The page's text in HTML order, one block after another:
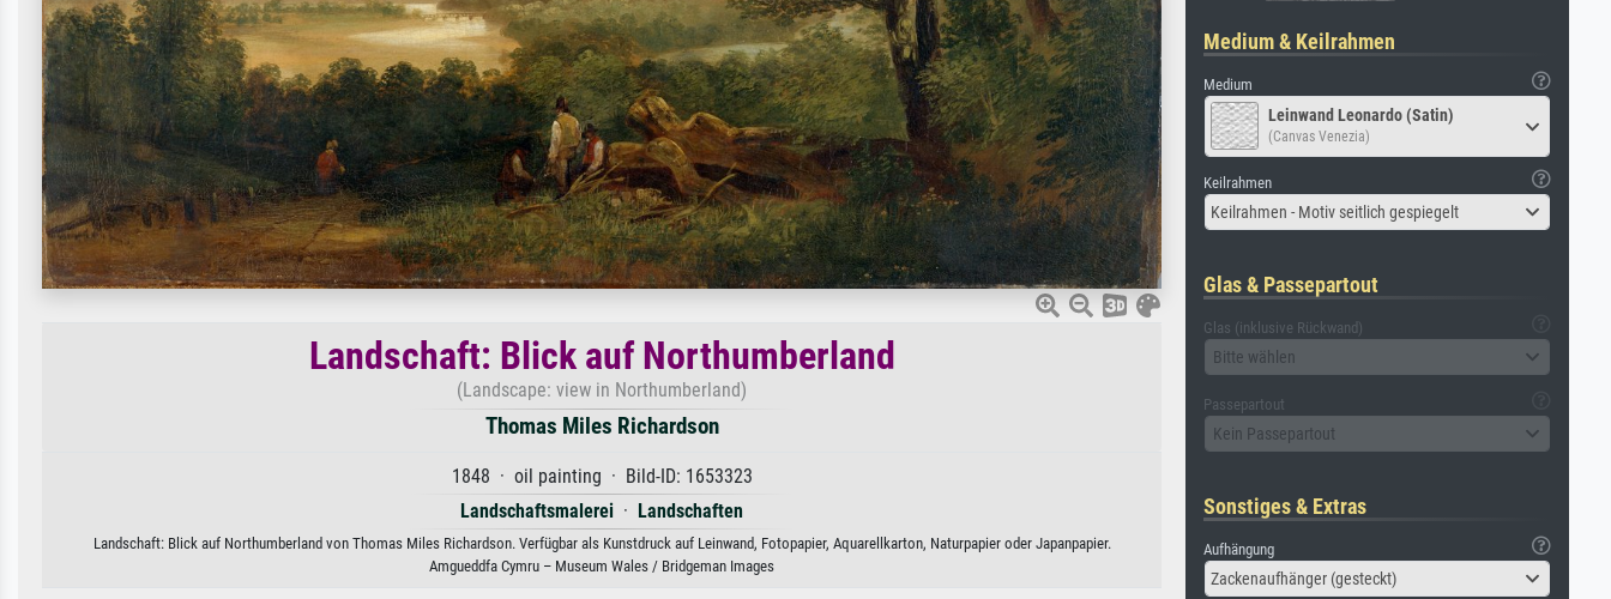
Landschaft: Blick auf Northumberland
(Landscape: view in Northumberland)
Thomas Miles Richardson
1848 · oil painting · Bild-ID: 1653323
Landschaftsmalerei · Landschaften
Landschaft: Blick auf Northumberland von Thomas Miles Richardson. Verfügbar als Kunstdruck auf Leinwand, Fotopapier, Aquarellkarton, Naturpapier oder Japanpapier.
Amgueddfa Cymru – Museum Wales / Bridgeman Images
Medium & Keilrahmen
Medium
Leinwand Leonardo (Satin)
(Canvas Venezia)
Keilrahmen
Keilrahmen - Motiv seitlich gespiegelt
Glas & Passepartout
Glas (inklusive Rückwand)
Bitte wählen
Passepartout
Kein Passepartout
Sonstiges & Extras
Aufhängung
Zackenaufhänger (gesteckt)